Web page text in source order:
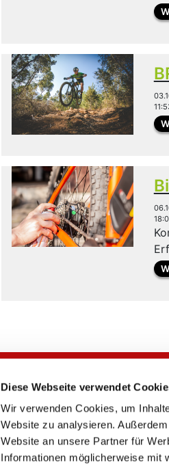
Diese Webseite verwendet
Wir verwenden Cookies, um
Website zu analysieren.
Website an unsere Partner für
Informationen möglicherweise mit